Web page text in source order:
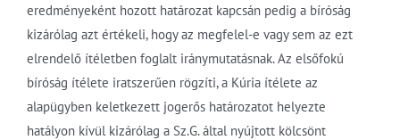
eredményeként hozott határozat kapcsán pedig a bíróság
kizárólag azt értékeli, hogy az megfelel-e vagy sem az ezt
elrendelő ítéletben foglalt iránymutatásnak. Az elsőfokú
bíróság ítélete iratszerűen rögzíti, a Kúria ítélete az
alapügyben keletkezett jogerős határozatot helyezte
hatályon kívül kizárólag a Sz.G. által nyújtott kölcsönt